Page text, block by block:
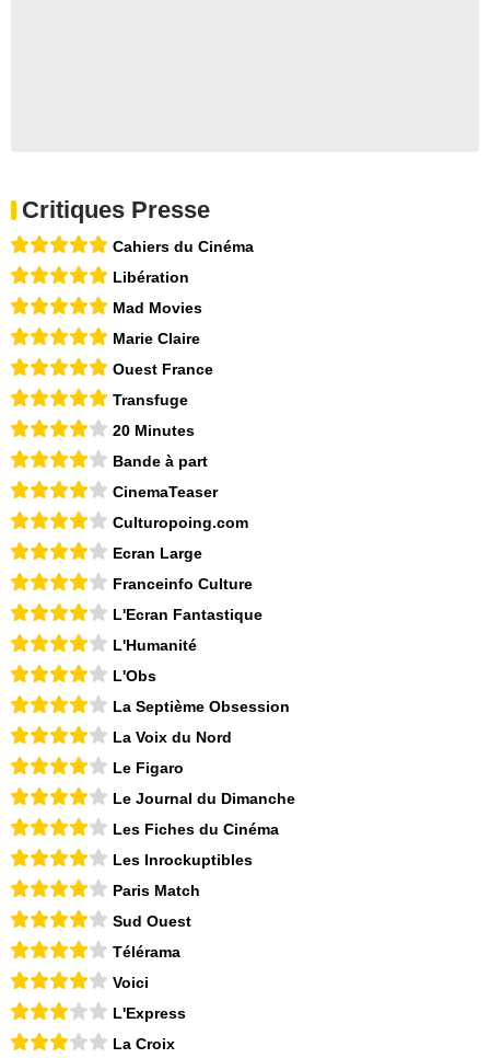
Critiques Presse
Cahiers du Cinéma
Libération
Mad Movies
Marie Claire
Ouest France
Transfuge
20 Minutes
Bande à part
CinemaTeaser
Culturopoing.com
Ecran Large
Franceinfo Culture
L'Ecran Fantastique
L'Humanité
L'Obs
La Septième Obsession
La Voix du Nord
Le Figaro
Le Journal du Dimanche
Les Fiches du Cinéma
Les Inrockuptibles
Paris Match
Sud Ouest
Télérama
Voici
L'Express
La Croix